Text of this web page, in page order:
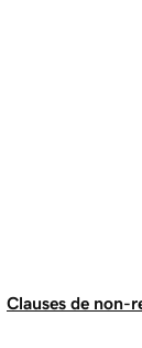
Clauses de non-